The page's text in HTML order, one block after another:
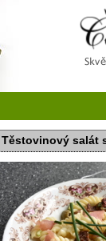
Těstovinový salát